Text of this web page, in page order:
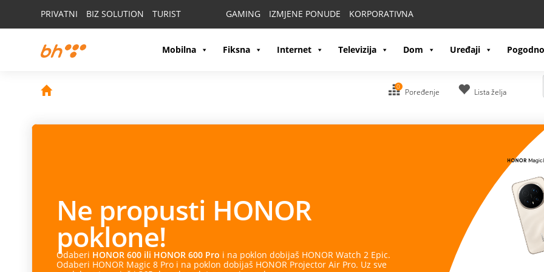
PRIVATNI BIZ SOLUTION TURIST GAMING IZMJENE PONUDE KORPORATIVNA
Mobilna Fiksna Internet Televizija Dom Uređaji
0
Poređenje Lista želja
Ne propusti HONOR
poklone!
Odaberi HONOR 600 ili HONOR 600 Pro i na poklon dobijaš HONOR Watch 2 Epic.
Odaberi HONOR Magic 8 Pro i na poklon dobijaš HONOR Projector Air Pro. Uz sve